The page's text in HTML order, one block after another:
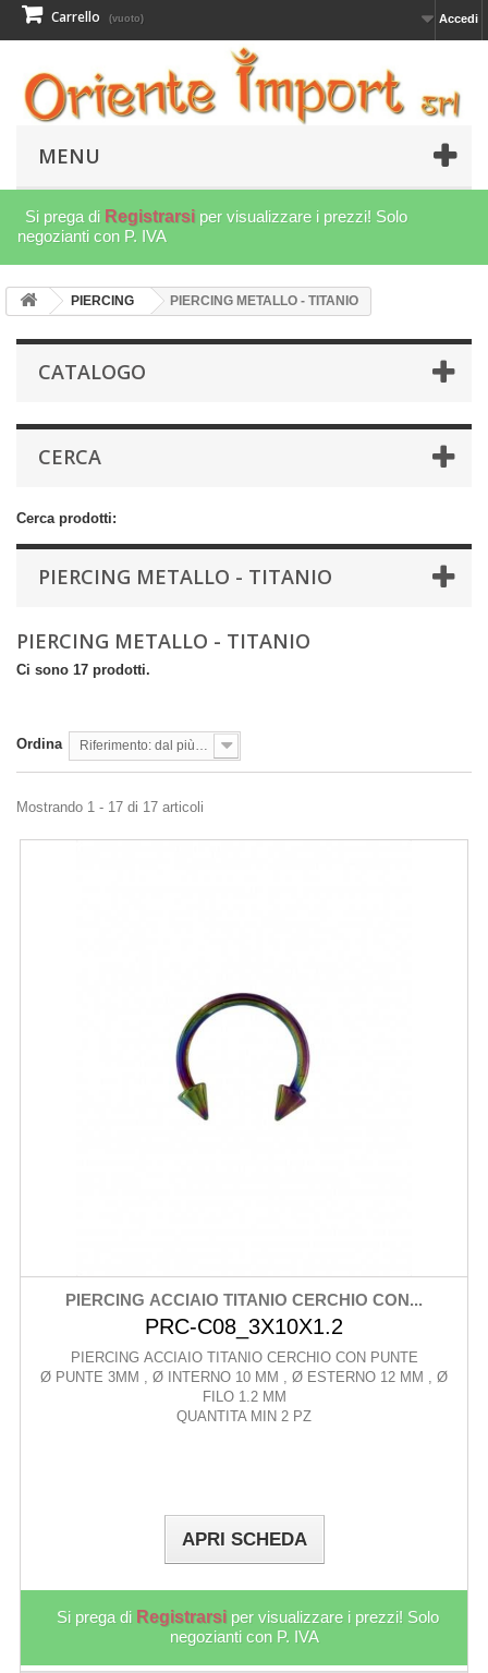
Accedi
Carrello (vuoto)
MENU
Si prega di Registrarsi per visualizzare i prezzi! Solo
negozianti con P. IVA
PIERCING PIERCING METALLO - TITANIO
CATALOGO
CERCA
Cerca prodotti:
PIERCING METALLO - TITANIO
PIERCING METALLO - TITANIO
Ci sono 17 prodotti.
Ordina
Mostrando 1 - 17 di 17 articoli
PIERCING ACCIAIO TITANIO CERCHIO CON...
PRC-C08_3X10X1.2
PIERCING ACCIAIO TITANIO CERCHIO CON PUNTE
Ø PUNTE 3MM , Ø INTERNO 10 MM , Ø ESTERNO 12 MM , Ø
FILO 1.2 MM
QUANTITA MIN 2 PZ
APRI SCHEDA
Si prega di Registrarsi per visualizzare i prezzi! Solo
negozianti con P. IVA